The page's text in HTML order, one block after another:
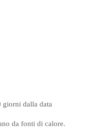
giorni dalla data
da fonti di calore.